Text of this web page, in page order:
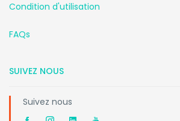
Condition d'utilisation
FAQs
SUIVEZ NOUS
Suivez nous